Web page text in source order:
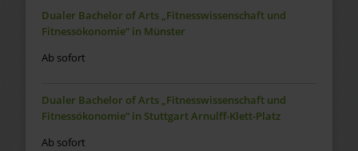
Dualer Bachelor of Arts „Fitnesswissenschaft und
Fitnessökonomie“ in Münster
Ab sofort
Dualer Bachelor of Arts „Fitnesswissenschaft und
Fitnessökonomie“ in Stuttgart Arnulff-Klett-Platz
Ab sofort